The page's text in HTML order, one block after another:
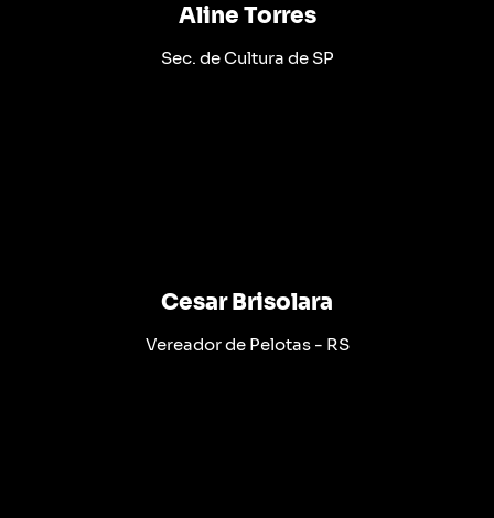
Aline Torres
Sec. de Cultura de SP
Cesar Brisolara
Vereador de Pelotas - RS